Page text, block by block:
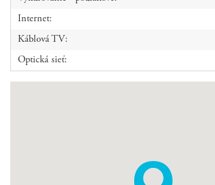
Internet:
Káblová TV:
Optická sieť: